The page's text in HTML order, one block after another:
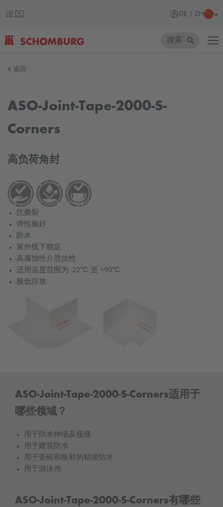
DE | ZH
国
搜索
返回
ASO-Joint-Tape-2000-S-
Corners
高负荷角封
抗撕裂
弹性极好
防水
紫外线下稳定
高腐蚀性介质抗性
适用温度范围为 -22℃ 至 +90℃
极低排放
ASO-Joint-Tape-2000-S-Corners适用于
哪些领域？
用于防水伸缩及接缝
用于建筑防水
用于瓷砖和板材的粘接防水
用于游泳池
ASO-Joint-Tape-2000-S-Corners有哪些